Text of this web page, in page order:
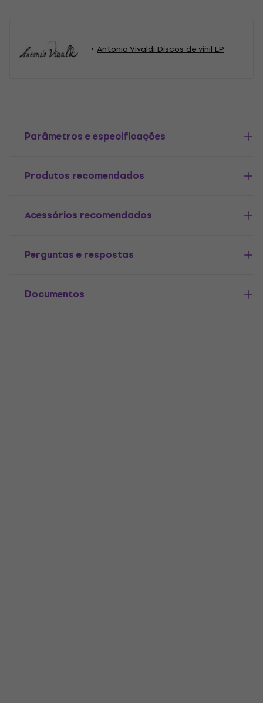
Antonio Vivaldi Discos de vinil LP
Parâmetros e especificações
Produtos recomendados
Acessórios recomendados
Perguntas e respostas
Documentos